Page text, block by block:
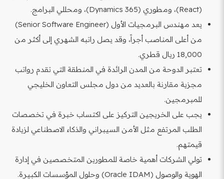
(React)، ومطوري (Dynamics 365)، ومحللي البرامج.
يعد مهندس البرمجيات الأول (Senior Software Engineer)
من أعلى المناصب أجراً، وقد يصل راتبه الشهري إلى أكثر من
18,000 ريال قطري.
تعتبر الدوحة من المدن الرائدة في المنطقة التي تقدم رواتب
مجزية مقارنة بالعديد من دول مجلس التعاون الخليجي
للمبرمجين.
يجب على الخريجين التركيز على اكتساب خبرة في تخصصات
الطلب المرتفع مثل الأمن السيبراني والذكاء الاصطناعي لزيادة
قيمتهم.
تولي الشركات أهمية خاصة للمطورين المتخصصين في إدارة
الهوية والوصول (Oracle IDAM) وحلول المؤسسات الكبيرة.